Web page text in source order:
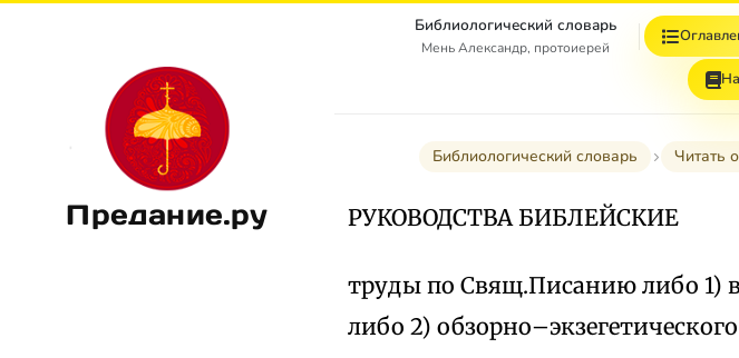
Предание.ру
Библиологический словарь
Мень Александр, протоиерей
Библиологический словарь Читать
РУКОВОДСТВА БИБЛЕЙСКИЕ
труды по Свящ.Писанию либо 1)
либо 2)